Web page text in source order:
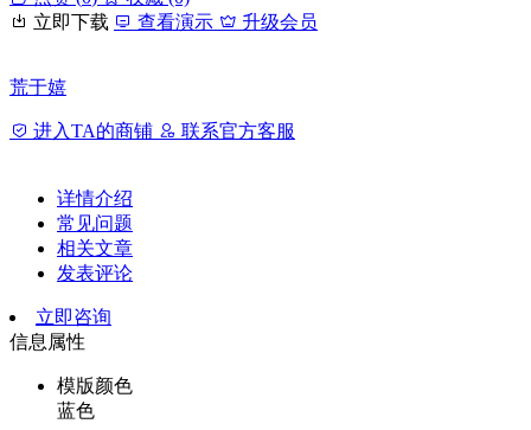
立即下载
查看演示 升级会员
荒于嬉
进入TA的商铺 联系官方客服
详情介绍
常见问题
相关文章
发表评论
立即咨询
信息属性
模版颜色
蓝色